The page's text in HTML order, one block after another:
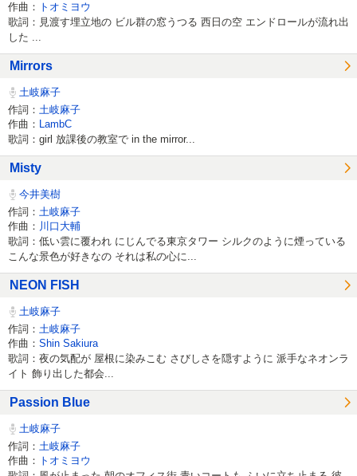
作曲：
トオミヨウ
歌詞：見渡す埋立地の ビル群の窓うつる 西日の空 エンドロールが流れ出
した ...
Mirrors
土岐麻子
作詞： 土岐麻子
作曲：
LambC
歌詞：girl 放課後の教室で in the mirror...
Misty
今井美樹
作詞： 土岐麻子
作曲： 川口大輔
歌詞：低い雲に覆われ にじんでる東京タワー シルクのように煙っている
こんな景色が好きなの それは私の心に...
NEON FISH
土岐麻子
作詞： 土岐麻子
作曲： Shin Sakiura
歌詞：夜の気配が 屋根に染みこむ さびしさを隠すように 派手なネオンラ
イト 飾り出した都会...
Passion Blue
土岐麻子
作詞： 土岐麻子
作曲：
トオミヨウ